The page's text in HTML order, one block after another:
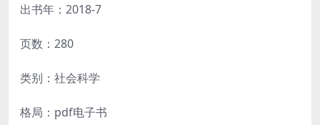
出书年：2018-7
页数：280
类别：社会科学
格局：pdf电子书